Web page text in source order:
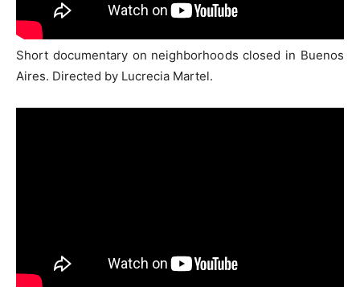
Short documentary on neighborhoods closed in Buenos
Aires. Directed by Lucrecia Martel.